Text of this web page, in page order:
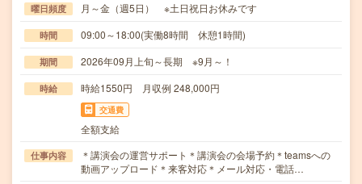
曜日頻度 月～金（週5日） ※土日祝日お休みです
時間 09:00～18:00(実働8時間 休憩1時間)
期間 2026年09月上旬～長期 ※9月～！
時給 時給1550円 月収例 248,000円
交通費
全額支給
仕事内容
＊講演会の運営サポート＊講演会の会場予約＊teamsへの
動画アップロード＊来客対応＊メール対応・電話…